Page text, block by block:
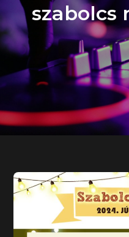
szabolcs